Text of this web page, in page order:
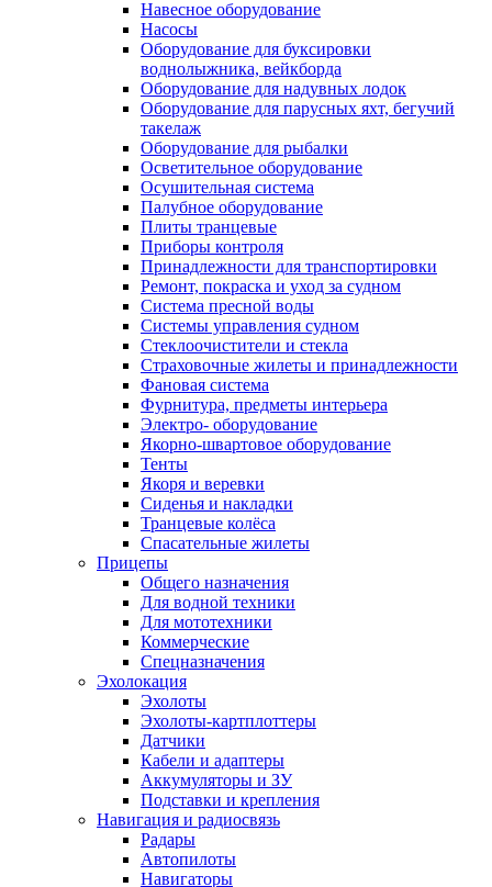
Навесное оборудование
Насосы
Оборудование для буксировки
воднолыжника, вейкборда
Оборудование для надувных лодок
Оборудование для парусных яхт, бегучий
такелаж
Оборудование для рыбалки
Осветительное оборудование
Осушительная система
Палубное оборудование
Плиты транцевые
Приборы контроля
Принадлежности для транспортировки
Ремонт, покраска и уход за судном
Система пресной воды
Системы управления судном
Стеклоочистители и стекла
Страховочные жилеты и принадлежности
Фановая система
Фурнитура, предметы интерьера
Электро- оборудование
Якорно-швартовое оборудование
Тенты
Якоря и веревки
Сиденья и накладки
Транцевые колёса
Спасательные жилеты
Прицепы
Общего назначения
Для водной техники
Для мототехники
Коммерческие
Спецназначения
Эхолокация
Эхолоты
Эхолоты-картплоттеры
Датчики
Кабели и адаптеры
Аккумуляторы и ЗУ
Подставки и крепления
Навигация и радиосвязь
Радары
Автопилоты
Навигаторы